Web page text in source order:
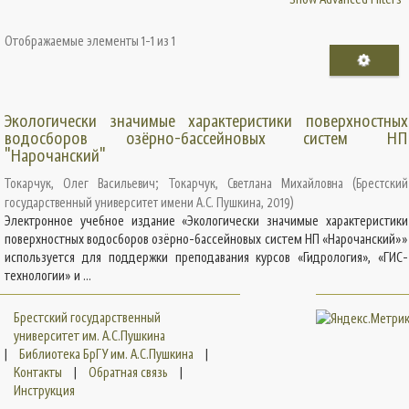
Отображаемые элементы 1-1 из 1
Экологически значимые характеристики поверхностных
водосборов озёрно-бассейновых систем НП
"Нарочанский"
Токарчук, Олег Васильевич; Токарчук, Светлана Михайловна (Брестский
государственный университет имени А.С. Пушкина, 2019)
Электронное учебное издание «Экологически значимые характеристики
поверхностных водосборов озёрно-бассейновых систем НП «Нарочанский»»
используется для поддержки преподавания курсов «Гидрология», «ГИС-
технологии» и ...
Брестский государственный
университет им. А.С.Пушкина
|
Библиотека БрГУ им. А.С.Пушкина
|
Контакты
| Обратная связь
|
Инструкция